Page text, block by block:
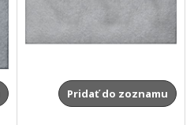
Pridať do zoznamu